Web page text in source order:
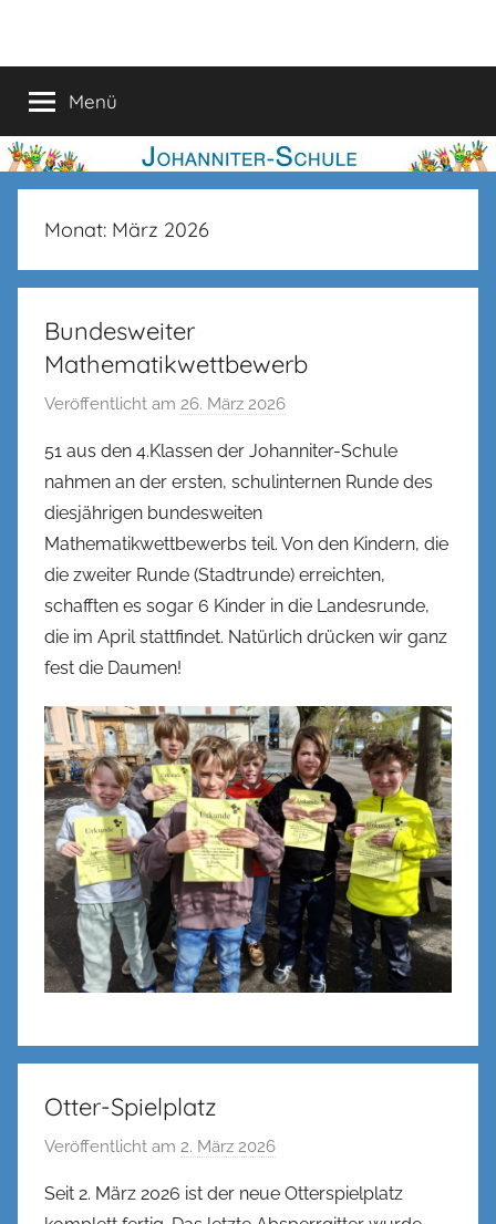
Schule
Menü
Monat: März 2026
Bundesweiter
Mathematikwettbewerb
Veröffentlicht am 26. März 2026
n
n
n
k
e
l
51 aus den 4.Klassen der Johanniter-Schule
nahmen an der ersten, schulinternen Runde des
diesjährigen bundesweiten
Mathematikwettbewerbs teil. Von den Kindern, die
die zweiter Runde (Stadtrunde) erreichten,
schafften es sogar 6 Kinder in die Landesrunde,
die im April stattfindet. Natürlich drücken wir ganz
fest die Daumen!
Otter-Spielplatz
Veröffentlicht am 2. März 2026
n
Seit 2. März 2026 ist der neue Otterspielplatz